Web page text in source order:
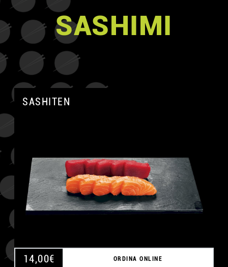
SASHIMI
SASHITEN
14,00€ ORDINA ONLINE